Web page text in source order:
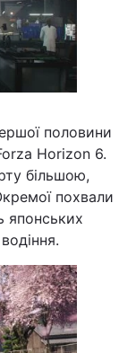
половини
Horizon 6.
більшою,
похвали
японських